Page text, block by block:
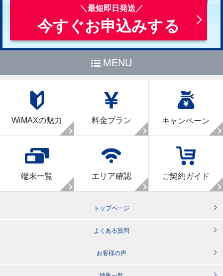
今すぐお申込みする
MENU
WiMAXの魅力 料金プラン キャンペーン
端末一覧 エリア確認 ご契約ガイド
トップページ
よくある質問
お客様の声